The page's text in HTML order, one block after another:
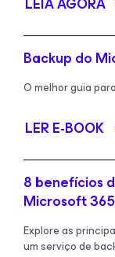
Backup do
O melhor guia
LER E-BOOK
8 benefícios
Microsoft 365
Explore as
um serviço de